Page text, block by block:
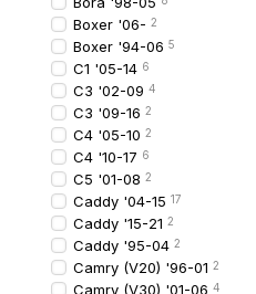
Boxer '06- 2
Boxer '94-06 5
C1 '05-14 6
C3 '02-09 4
C3 '09-16 2
C4 '05-10 2
C4 '10-17 6
C5 '01-08 2
Caddy '04-15 17
Caddy '15-21 2
Caddy '95-04 2
Camry (V20) '96-01 2
Camry (V30) '01-06 4